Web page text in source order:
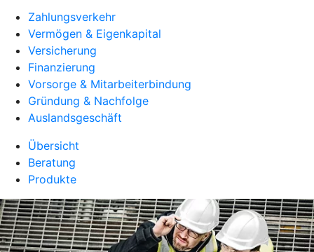
Zahlungsverkehr
Vermögen & Eigenkapital
Versicherung
Finanzierung
Vorsorge & Mitarbeiterbindung
Gründung & Nachfolge
Auslandsgeschäft
Übersicht
Beratung
Produkte